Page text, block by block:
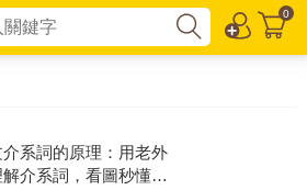
0
系詞的原理：用老外
介系詞，看圖秒懂不